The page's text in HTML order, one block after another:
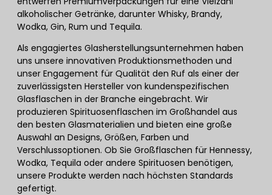
alkoholischer Getränke, darunter Whisky, Brandy,
Wodka, Gin, Rum und Tequila.
Als engagiertes Glasherstellungsunternehmen haben
uns unsere innovativen Produktionsmethoden und
unser Engagement für Qualität den Ruf als einer der
zuverlässigsten Hersteller von kundenspezifischen
Glasflaschen in der Branche eingebracht. Wir
produzieren Spirituosenflaschen im Großhandel aus
den besten Glasmaterialien und bieten eine große
Auswahl an Designs, Größen, Farben und
Verschlussoptionen. Ob Sie Großflaschen für Hennessy,
Wodka, Tequila oder andere Spirituosen benötigen,
unsere Produkte werden nach höchsten Standards
gefertigt.